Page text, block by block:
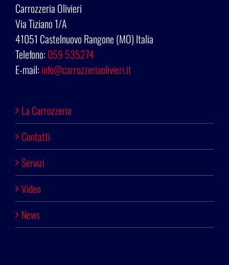
Carrozzeria Olivieri
Via Tiziano 1/A
41051 Castelnuovo Rangone (MO) Italia
Telefono: 059 535274
E-mail: info@carrozzeriaolivieri.it
La Carrozzeria
Contatti
Servizi
Video
News